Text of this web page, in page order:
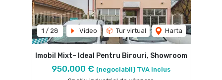
1 / 28 Video Tur virtual Harta
Imobil Mixt– Ideal Pentru Birouri, Showroom
950,000 € (negociabil) TVA inclus